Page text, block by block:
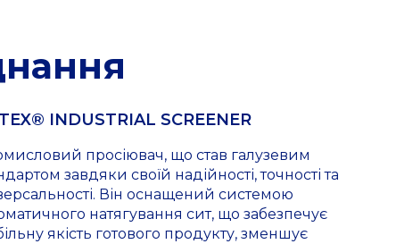
INDUSTRIAL SCREENER
просіювач, що став галузевим
завдяки своїй надійності, точності та
Він оснащений системою
натягування сит, що забезпечує
якість готового продукту, зменшує